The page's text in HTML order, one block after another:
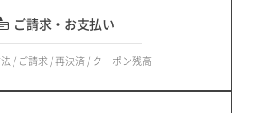
ご請求・お支払い
/ ご請求 / 再決済 / クーポン残高